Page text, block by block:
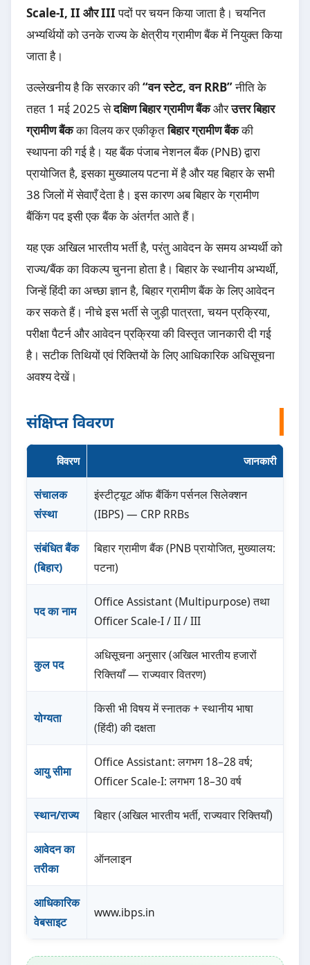
Scale-I, II और IIIपदों पर चयन किया जाता है। चयनित
अभ्यर्थियों को उनके राज्य के क्षेत्रीय ग्रामीण बैंक में नियुक्त किया
जाता है।
उल्लेखनीय है कि सरकार की“वन स्टेट, वन RRB”नीति के
तहत 1 मई 2025 सेदक्षिण बिहार ग्रामीण बैंकऔरउत्तर बिहार
ग्रामीण बैंकका विलय कर एकीकृतबिहार ग्रामीण बैंककी
स्थापना की गई है। यह बैंक पंजाब नेशनल बैंक (PNB) द्वारा
प्रायोजित है, इसका मुख्यालय पटना में है और यह बिहार के सभी
38 जिलों में सेवाएँ देता है। इस कारण अब बिहार के ग्रामीण
बैंकिंग पद इसी एक बैंक के अंतर्गत आते हैं।
यह एक अखिल भारतीय भर्ती है, परंतु आवेदन के समय अभ्यर्थी को
राज्य/बैंक का विकल्प चुनना होता है। बिहार के स्थानीय अभ्यर्थी,
जिन्हें हिंदी का अच्छा ज्ञान है, बिहार ग्रामीण बैंक के लिए आवेदन
कर सकते हैं। नीचे इस भर्ती से जुड़ी पात्रता, चयन प्रक्रिया,
परीक्षा पैटर्न और आवेदन प्रक्रिया की विस्तृत जानकारी दी गई
है। सटीक तिथियों एवं रिक्तियों के लिए आधिकारिक अधिसूचना
अवश्य देखें।
संक्षिप्त विवरण
विवरण जानकारी
संचालक
संस्था
इंस्टीट्यूट ऑफ बैंकिंग पर्सनल सिलेक्शन
(IBPS) — CRP RRBs
संबंधित बैंक
(बिहार)
बिहार ग्रामीण बैंक (PNB प्रायोजित, मुख्यालय:
पटना)
पद का नाम
Office Assistant (Multipurpose) तथा
Officer Scale-I / II / III
कुल पद
अधिसूचना अनुसार (अखिल भारतीय हजारों
रिक्तियाँ — राज्यवार वितरण)
योग्यता
किसी भी विषय में स्नातक + स्थानीय भाषा
(हिंदी) की दक्षता
आयु सीमा
Office Assistant: लगभग 18–28 वर्ष;
Officer Scale-I: लगभग 18–30 वर्ष
स्थान/राज्य बिहार (अखिल भारतीय भर्ती, राज्यवार रिक्तियाँ)
आवेदन का
तरीका
ऑनलाइन
आधिकारिक
वेबसाइट
www.ibps.in